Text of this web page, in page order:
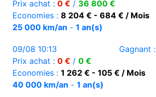
Prix achat : 0 € / 36 800 €
Economies : 8 204 € - 684 € / Mois
25 000 km/an - 1 an(s)
09/08 10:13 Gagnant :
Prix achat : 0 € / 0 €
Economies : 1 262 € - 105 € / Mois
40 000 km/an - 1 an(s)